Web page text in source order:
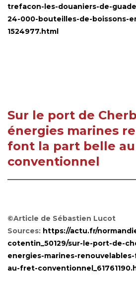
trefacon-les-douaniers-de-
24-000-bouteilles-de-boissons-
1524977.html
Sur le port de
énergies marines
font la part belle
conventionnel
©Article de Sébastien Lucot
Sources: https://actu.fr/
cotentin_50129/sur-le-port-de-
energies-marines-
au-fret-